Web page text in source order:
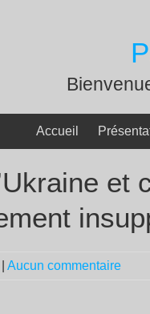
Accueil
et
Aucun commentaire